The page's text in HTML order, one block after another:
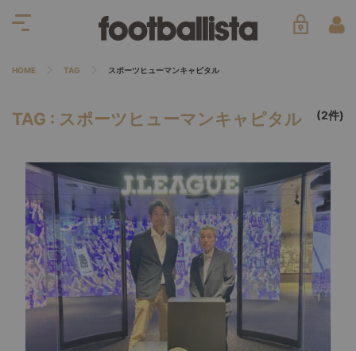
HOME TAG スポーツヒューマンキャピタル
TAG : スポーツヒューマンキャピタル (2件)